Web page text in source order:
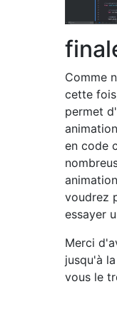
Comme
cette
permet
en code
voudrez
essayer
Merci
jusqu'à
vous le